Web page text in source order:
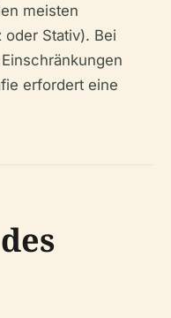
meisten
Stativ). Bei
erfordert eine